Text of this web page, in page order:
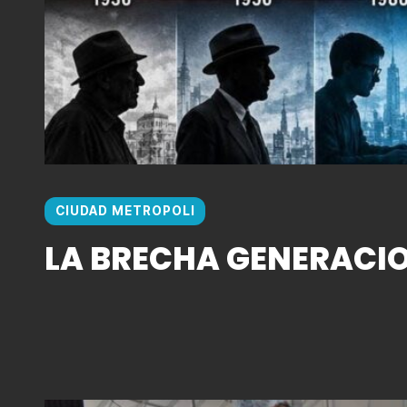
CIUDAD METROPOLI
LA BRECHA